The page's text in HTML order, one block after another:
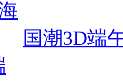
国潮3D端